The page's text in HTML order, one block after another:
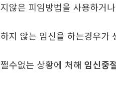
않은 피임방법을 사용하거
지 않는 임신을 하는경우가
수없는 상황에 처해 임신중